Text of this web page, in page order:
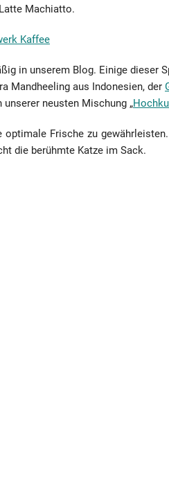
Machiatto.
Kaffee
in unserem Blog. Einige dieser
Mandheeling aus Indonesien, der
neusten Mischung „
Frische zu
die berühmte Katze im Sack.